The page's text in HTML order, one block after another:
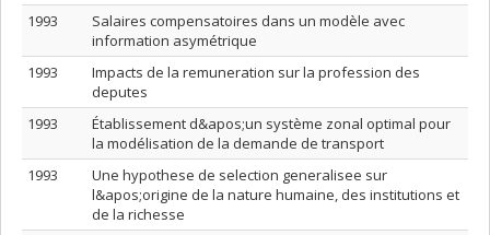
1993
Salaires compensatoires dans un modèle avec
information asymétrique
1993
Impacts de la remuneration sur la profession des
deputes
1993
Établissement d&apos;un système zonal optimal pour
la modélisation de la demande de transport
1993
Une hypothese de selection generalisee sur
l&apos;origine de la nature humaine, des institutions et
de la richesse